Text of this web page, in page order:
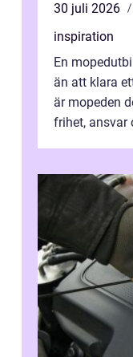
30 juli 2026
inspiration
En
än att klara
är mopeden
frihet, ansvar